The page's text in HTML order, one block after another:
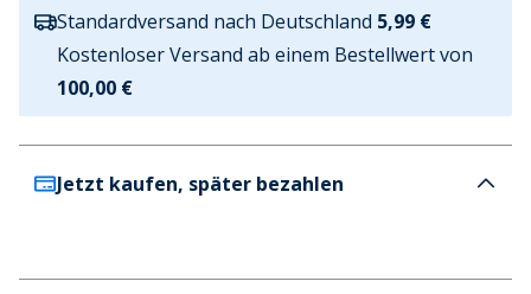
Standardversand nach Deutschland 5,99 €
Kostenloser Versand ab einem Bestellwert von
100,00 €
Jetzt kaufen, später bezahlen